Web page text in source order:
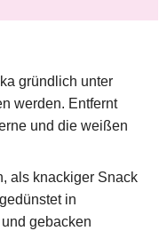
gründlich unter
werden. Entfernt
und die weißen
als knackiger Snack
in
gebacken